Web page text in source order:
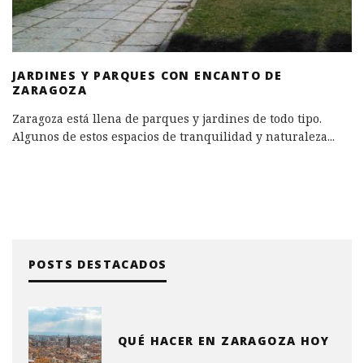
JARDINES Y PARQUES CON ENCANTO DE
ZARAGOZA
Zaragoza está llena de parques y jardines de todo tipo.
Algunos de estos espacios de tranquilidad y naturaleza...
POSTS DESTACADOS
QUÉ HACER EN ZARAGOZA HOY